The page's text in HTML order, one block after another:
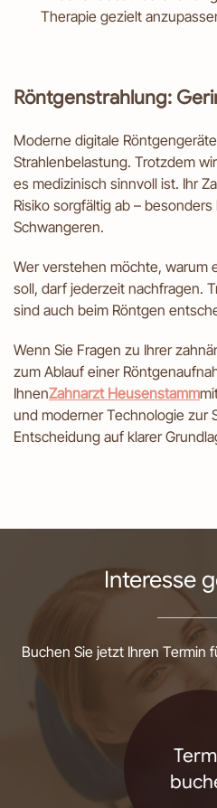
Therapie gezielt
Röntgenstrahlung:
Moderne digitale
Strahlenbelastung. Trotzdem
es medizinisch sinnvoll ist. Ihr
Risiko sorgfältig ab –
Schwangeren.
Wer verstehen möchte, warum
soll, darf jederzeit nachfragen.
sind auch beim Röntgen
Wenn Sie Fragen zu Ihrer
zum Ablauf einer
IhnenZahnarzt Heusenstamm
und moderner Technologie zur
Entscheidung auf klarer
Interesse
Buchen Sie jetzt Ihren Termin